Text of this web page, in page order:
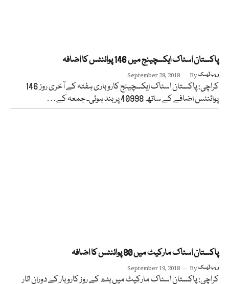
پاکستان اسٹاک ایکسچینج میں 146 پوائنٹس کا اضافہ
September 28, 2018 Byویب ڈیسک
کراچی: پاکستان اسٹاک ایکسچینج کاروباری ہفتہ کے آخری روز 146
پوائنٹس اضافے کے ساتھ 40998 پر بند ہوئی۔ جمعہ کے…
پاکستان اسٹاک مارکیٹ میں 80 پوائنٹس کا اضافہ
September 19, 2018 Byویب ڈیسک
کراچی: پاکستان اسٹاک مارکیٹ میں بدھ کے روز کاروبار کے دوران اتار